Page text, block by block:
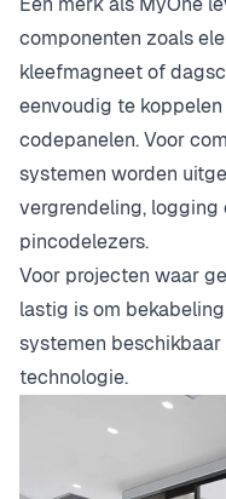
componenten zoals
kleefmagneet of
eenvoudig te
codepanelen. Voor
systemen worden
vergrendeling,
pincodelezers.
Voor projecten waar
lastig is om
systemen
technologie.